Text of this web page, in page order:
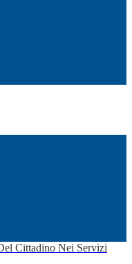
Cittadino Nei Servizi